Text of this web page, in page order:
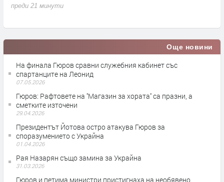
преди 21 минути
Още новини
На финала Гюров сравни служебния кабинет със
спартанците на Леонид
07.05.2026
Гюров: Рафтовете на ''Магазин за хората'' са празни, а
сметките източени
29.04.2026
Президентът Йотова остро атакува Гюров за
споразумението с Украйна
01.04.2026
Рая Назарян също замина за Украйна
31.03.2026
Гюров и петима министри пристигнаха на необявено